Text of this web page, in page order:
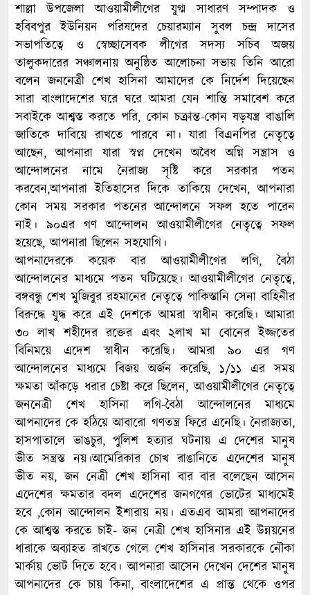
শাল্লা উপজেলা আওয়ামীলীগের যুগ্ম সাধারণ সম্পাদক ও
হবিবপুর ইউনিয়ন পরিষদের চেয়ারম্যান সুবল চন্দ্র দাসের
সভাপতিত্বে ও স্বেচ্ছাসেবক লীগের সদস্য সচিব অজয়
তালুকদারের সঞ্চালনায় অনুষ্ঠিত আলোচনা সভায় তিনি আরো
বলেন জননেত্রী শেখ হাসিনা আমাদের কে নির্দেশ দিয়েছেন
সারা বাংলাদেশের ঘরে ঘরে আমরা যেন শান্তি সমাবেশ করে
সবাইকে আশ্বস্ত করতে পরি, কোন চক্রান্ত-কোন ষড়যন্ত্র বাঙালি
জাতিকে দাবিয়ে রাখতে পারবে না। যারা বিএনপির নেতৃত্বে
আছেন, আপনারা যারা স্বপ্ন দেখেন অবৈধ অগ্নি সন্ত্রাস ও
আন্দোলনের নামে নৈরাজ্য সৃষ্টি করে সরকার পতন
করবেন,আপনারা ইতিহাসের দিকে তাকিয়ে দেখেন, আপনারা
কোন সময় সরকার পতনের আন্দোলনে সফল হতে পারেন
নাই। ৯০এর গণ আন্দোলন আওয়ামীলীগের নেতৃত্বে সফল
হয়েছে, আপনারা ছিলেন সহযোগি।
আপনাদেরকে কয়েক বার আওয়ামীলীগের লগি, বৈঠা
আন্দোলনের মাধ্যমে পতন ঘটিয়েছে। আওয়ামীলীগের নেতৃত্বে,
বঙ্গবন্ধু শেখ মুজিবুর রহমানের নেতৃত্বে পাকিস্তানি সেনা বাহিনীর
বিরুদ্ধে যুদ্ধ করে এই দেশকে আমরা স্বাধীন করেছি। আমারা
৩০ লাখ শহীদের রক্তের এবং ২লাখ মা বোনের ইজ্জতের
বিনিময়ে এদেশ স্বাধীন করেছি। আমরা ৯০ এর গণ
আন্দোলনের মাধ্যমে বিজয় অর্জন করেছি, ১/১১ এর সময়
ক্ষমতা আঁকড়ে ধরার চেষ্টা করে ছিলেন, আওয়ামীলীগের নেতৃত্বে
জননেত্রী শেখ হাসিনা লগি-বৈঠা আন্দোলনের মাধ্যমে
আপনাদের কে হঠিয়ে আবারো গণতন্ত্র ফিরে এনেছি। নৈরাজ্যতা,
হাসপাতালে ভাঙচুর, পুলিশ হত্যার ঘটনায় এ দেশের মানুষ
ভীত সন্ত্রস্ত নয়।আমেরিকার চোখ রাঙানিতে এদেশের মানুষ
ভীত নয়, জন নেত্রী শেখ হাসিনা বার বার বলেছেন আসেন
এদেশের ক্ষমতার বদল এদেশের জনগণের ভোটের মাধ্যমেই
হবে ,কোন আন্দোলন ইশারায় নয়। এতএব আমরা আপনাদের
কে আশ্বস্ত করতে চাই- জন নেত্রী শেখ হাসিনার এই উন্নয়নের
ধারাকে অব্যাহত রাখতে গেলে শেখ হাসিনার সরকারকে নৌকা
মার্কায় ভোট দিতে হবে। আপনারা আসেন দেখেন দেশের মানুষ
আপনাদের কে চায় কিনা, বাংলাদেশের এ প্রান্ত থেকে ওপর